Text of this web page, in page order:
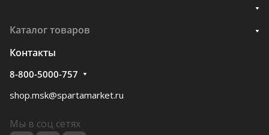
Каталог товаров
Контакты
8-800-5000-757
shop.msk@spartamarket.ru
Мы в соц сетях